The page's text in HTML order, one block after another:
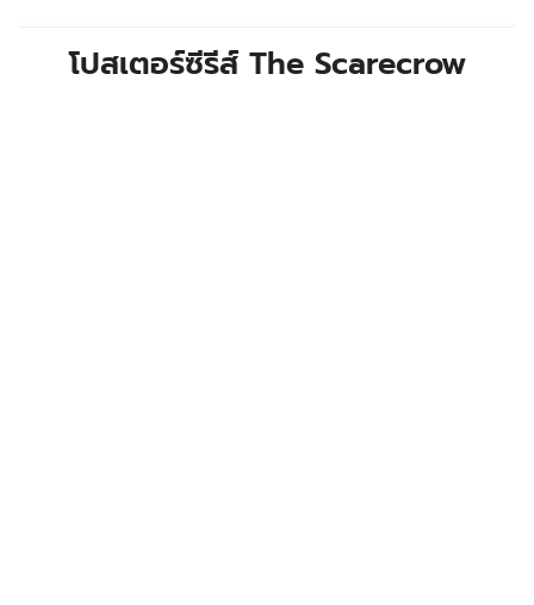
โปสเตอร์ซีรีส์ The Scarecrow